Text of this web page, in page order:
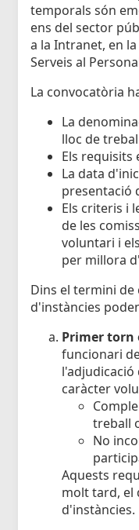
temporals són
ens del sector
a la Intranet, en
Serveis al
La convocatòria
La
lloc de
Els requisits
La data
presentació
Els criteris i
de les
voluntari i
per millora
Dins el termini de
d'instàncies
Primer torn
funcionari
l'adjudicació
caràcter
treball
No
Aquests
molt tard, el
d'instàncies.